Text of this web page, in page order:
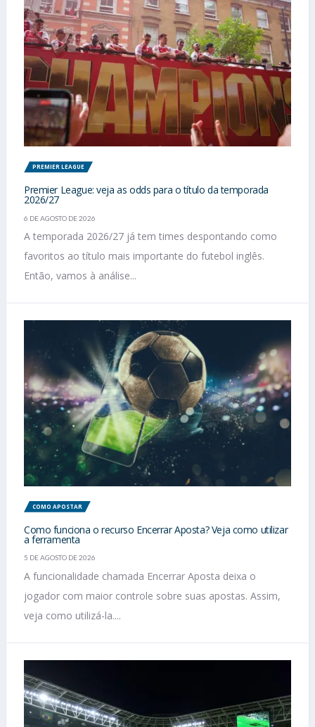
PREMIER LEAGUE
Premier League: veja as odds para o título da temporada
2026/27
6 DE AGOSTO DE 2026
A temporada 2026/27 já tem times despontando como
favoritos ao título mais importante do futebol inglês.
Então, vamos à análise...
COMO APOSTAR
Como funciona o recurso Encerrar Aposta? Veja como utilizar
a ferramenta
5 DE AGOSTO DE 2026
A funcionalidade chamada Encerrar Aposta deixa o
jogador com maior controle sobre suas apostas. Assim,
veja como utilizá-la....